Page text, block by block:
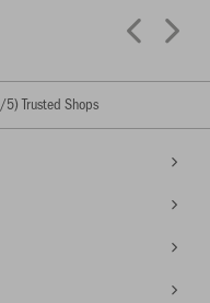
/5) Trusted Shops